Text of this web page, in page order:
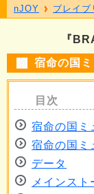
『
宿命の国
宿命の国ミ
宿命の国ミ
データ
メインスト
nJOY ブレイブ